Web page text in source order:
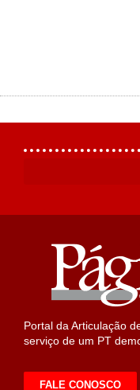
Portal da Articulação
serviço de um PT
FALE CONOSCO